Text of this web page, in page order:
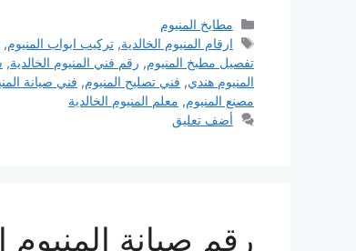
التصنيفات
مطابخ المنيوم
الوسوم
ارقام المنيوم الخالدية,تركيب ابواب المنيوم,
تفصيل مطبخ المنيوم, رقم فني المنيوم الخالدية,
المنيوم هندي, فني تصليح المنيوم, فني صيانة
مصنع المنيوم, معلم المنيوم الخالدية
أضف تعليق